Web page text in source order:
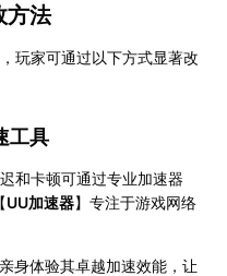
方法
玩家可通过以下方式显著改
工具
和卡顿可通过专业加速器
UU加速器】专注于游戏网络
身体验其卓越加速效能，让